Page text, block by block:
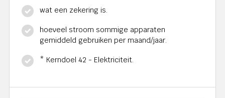
wat een zekering is.
hoeveel stroom sommige apparaten
gemiddeld gebruiken per maand/jaar.
* Kerndoel 42 - Elektriciteit.